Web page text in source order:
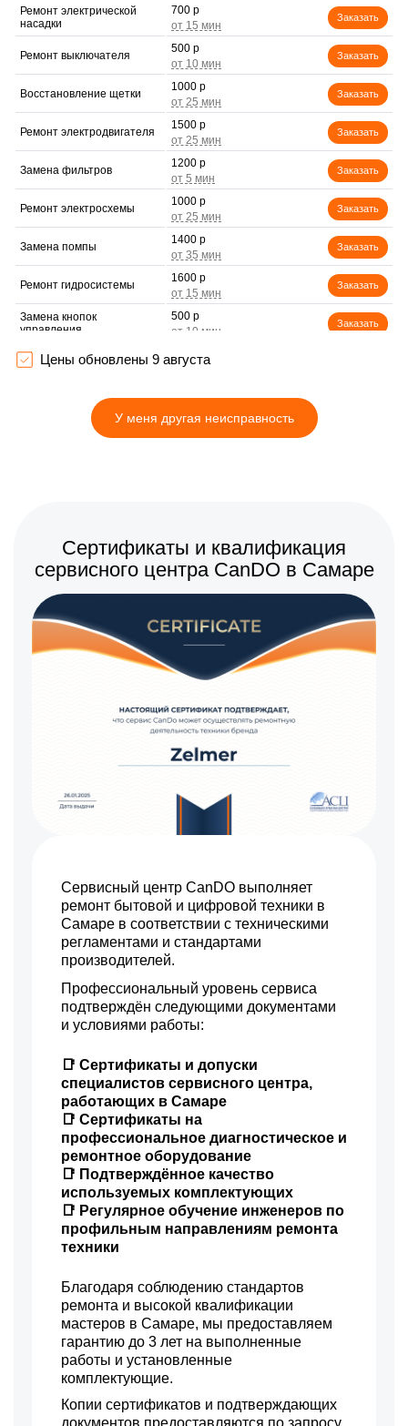
Ремонт электрической
насадки
700 р
Заказать
Ремонт выключателя
500 р
Заказать
Восстановление щетки
1000 р
Заказать
Ремонт электродвигателя
1500 р
Заказать
Замена фильтров
1200 р
Заказать
Ремонт электросхемы
1000 р
Заказать
Замена помпы
1400 р
Заказать
Ремонт гидросистемы
1600 р
Заказать
Замена кнопок
управления
500 р
Заказать
Замена шнура питания
1000 р
(замена резинок,
креплений, кнопок)
1500 р
Ремонт платы управления
1600 р
Цены обновлены 9 августа
У меня другая неисправность
Сертификаты и квалификация
сервисного центра CanDO в Самаре
Сервисный центр CanDO выполняет
ремонт бытовой и цифровой техники в
Самаре в соответствии с техническими
регламентами и стандартами
производителей.
Профессиональный уровень сервиса
подтверждён следующими документами
и условиями работы:
📑 Сертификаты и допуски
специалистов сервисного центра,
работающих в Самаре
📑 Сертификаты на
профессиональное диагностическое и
ремонтное оборудование
📑 Подтверждённое качество
используемых комплектующих
📑 Регулярное обучение инженеров по
профильным направлениям ремонта
техники
Благодаря соблюдению стандартов
ремонта и высокой квалификации
мастеров в Самаре, мы предоставляем
гарантию до 3 лет на выполненные
работы и установленные
комплектующие.
Копии сертификатов и подтверждающих